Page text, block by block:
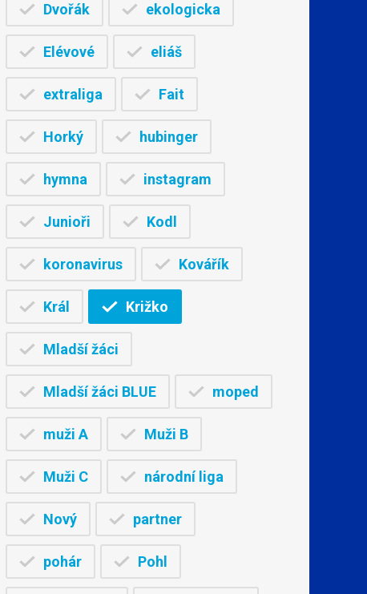
Dvořák ekologicka
Elévové eliáš
extraliga Fait
Horký hubinger
hymna instagram
Junioři Kodl
koronavirus Kovářík
Král Križko
Mladší žáci
Mladší žáci BLUE moped
muži A Muži B
Muži C národní liga
Nový partner
pohár Pohl